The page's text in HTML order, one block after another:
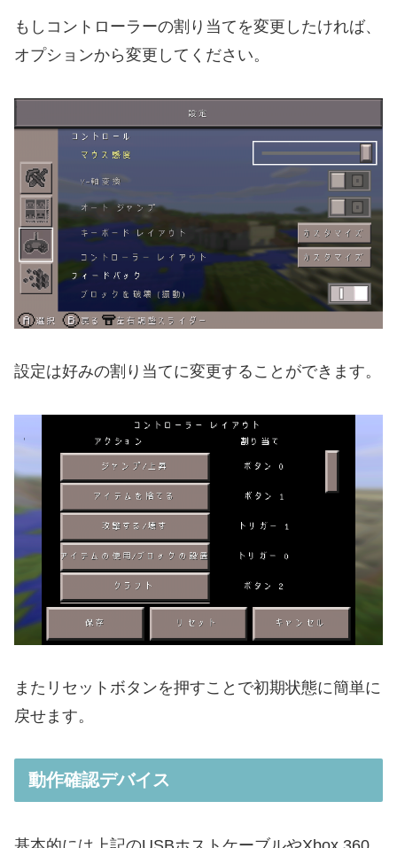
もしコントローラーの割り当てを変更したければ、
オプションから変更してください。
設定は好みの割り当てに変更することができます。
またリセットボタンを押すことで初期状態に簡単に
戻せます。
動作確認デバイス